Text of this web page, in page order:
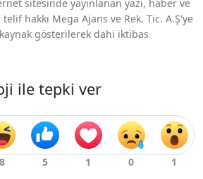
sitesinde yayınlanan yazı, haber ve
hakkı Mega Ajans ve Rek. Tic. A.Ş'ye
gösterilerek dahi iktibas
ile tepki ver